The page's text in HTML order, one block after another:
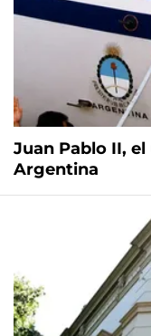
Juan Pablo II,
Argentina